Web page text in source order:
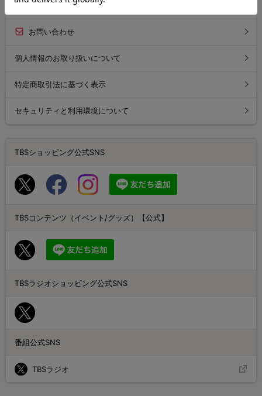
よくあるご質問
お問い合わせ
個人情報のお取り扱いについて
特定商取引法に基づく表示
セキュリティと利用環境について
TBSショッピング公式SNS
TBSコンテンツ（イベント/グッズ）【公式】
TBSラジオショッピング公式SNS
番組公式SNS
TBSラジオ